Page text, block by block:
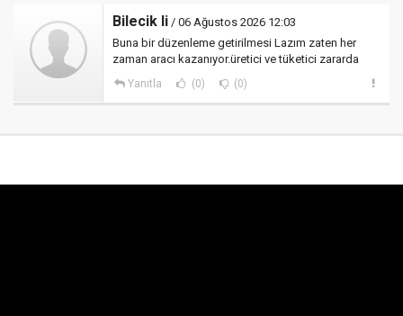
Bilecik li / 06 Ağustos 2026 12:03
Buna bir düzenleme getirilmesi Lazım zaten her
zaman aracı kazanıyor.üretici ve tüketici zararda
Yanıtla (0) (0)